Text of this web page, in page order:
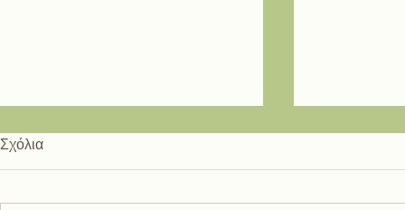
Σχόλια